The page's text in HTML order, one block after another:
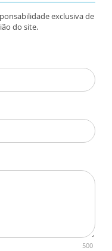
exclusiva de
do site.
500